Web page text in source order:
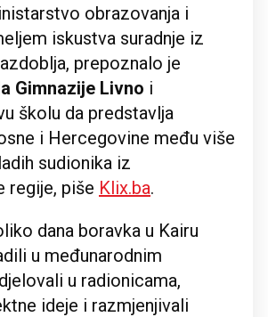
obrazovanja i
iskustva suradnje iz
prepoznalo je
Gimnazije Livno i
školu da predstavlja
i Hercegovine među više
sudionika iz
regije, piše Klix.ba.
dana boravka u Kairu
u međunarodnim
u radionicama,
ideje i razmjenjivali